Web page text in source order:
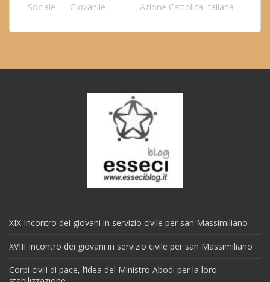
Sociale
Giovanile
Azione Cattolica Italiana
XIX Incontro dei giovani in servizio civile per san Massimiliano
XVIII Incontro dei giovani in servizio civile per san Massimiliano
Corpi civili di pace, l’idea del Ministro Abodi per la loro